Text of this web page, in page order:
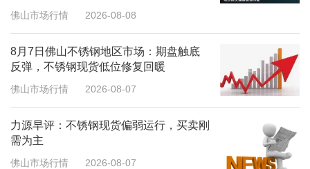
佛山市场行情 2026-08-08
8月7日佛山不锈钢地区市场：期盘触底
反弹，不锈钢现货低位修复回暖
佛山市场行情 2026-08-07
力源早评：不锈钢现货偏弱运行，买卖刚
需为主
佛山市场行情 2026-08-07